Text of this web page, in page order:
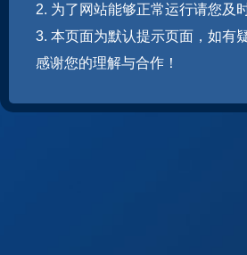
2. 为了网站能够正常运行请您及
3. 本页面为默认提示页面，如有
感谢您的理解与合作！